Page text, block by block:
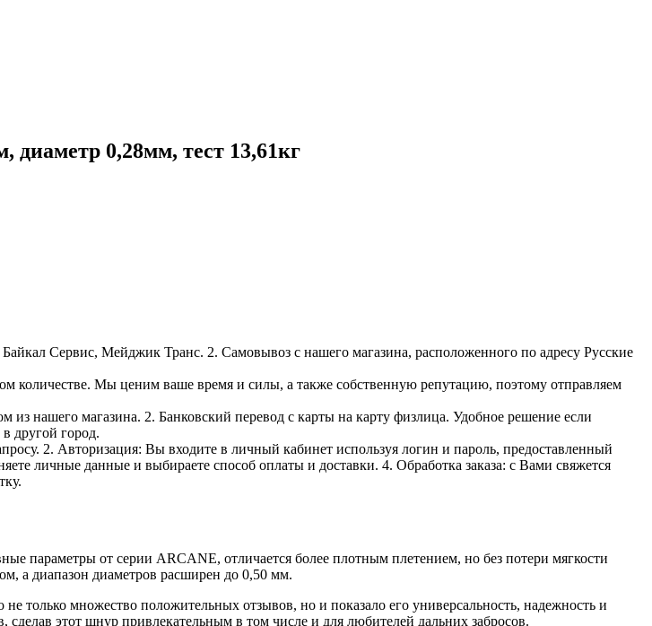
0,28мм, тест 13,61кг
Сервис, Мейджик Транс. 2. Самовывоз с нашего магазина, расположенного по адресу Русские
количестве. Мы ценим ваше время и силы, а также собственную репутацию, поэтому отправляем
нашего магазина. 2. Банковский перевод с карты на карту физлица. Удобное решение если
другой город.
2. Авторизация: Вы входите в личный кабинет используя логин и пароль, предоставленный
личные данные и выбираете способ оплаты и доставки. 4. Обработка заказа: с Вами свяжется
параметры от серии ARCANE, отличается более плотным плетением, но без потери мягкости
а диапазон диаметров расширен до 0,50 мм.
только множество положительных отзывов, но и показало его универсальность, надежность и
этот шнур привлекательным в том числе и для любителей дальних забросов.